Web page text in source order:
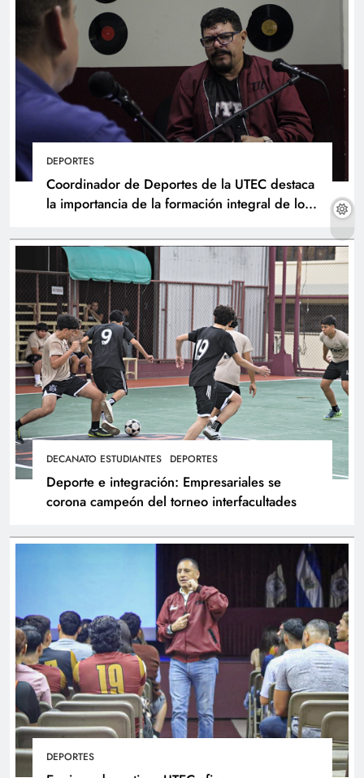
DEPORTES
Coordinador de Deportes de la UTEC destaca
la importancia de la formación integral de los
DECANATO ESTUDIANTES DEPORTES
Deporte e integración: Empresariales se
corona campeón del torneo interfacultades
DEPORTES